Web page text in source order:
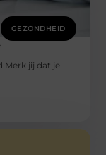
GEZONDHEID
Merk jij dat je